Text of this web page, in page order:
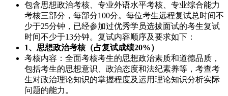
包含思想政治考核、专业外语水平考核、专业综合能力
考核三部分，每部分100分。每位考生远程复试总时间不
少于25分钟，已经参加过优秀学员选拔面试的考生复试
时间不少于13分钟。复试内容顺序及要求如下：
1、思想政治考核（占复试成绩20%）
考核内容：全面考核考生的思想政治素质和道德品质，
包括考生的思想意识、政治态度和法纪素养等，考查考
生对政治理论知识的掌握程度及运用理论知识分析实际
问题的能力。